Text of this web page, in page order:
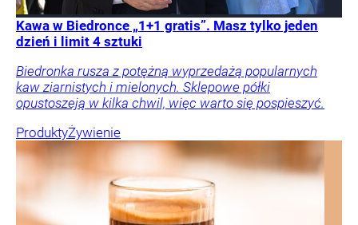
Kawa w Biedronce „1+1 gratis”. Masz tylko jeden
dzień i limit 4 sztuki
Biedronka rusza z potężną wyprzedażą popularnych
kaw ziarnistych i mielonych. Sklepowe półki
opustoszeją w kilka chwil, więc warto się pospieszyć.
ProduktyŻywienie